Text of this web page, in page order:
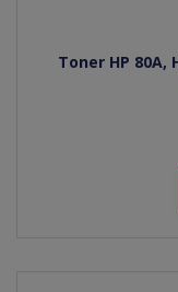
Toner HP 80A,